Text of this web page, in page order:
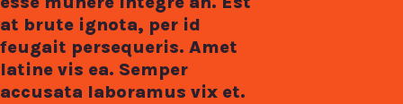
at brute ignota, per id
feugait persequeris. Amet
latine vis ea. Semper
accusata laboramus vix et.